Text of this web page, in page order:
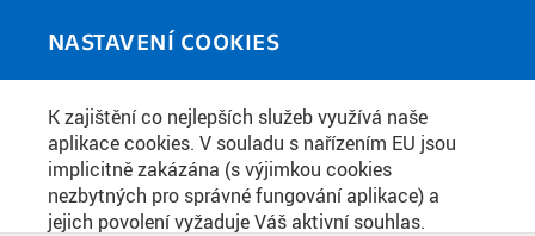
NASTAVENÍ COOKIES
K zajištění co nejlepších služeb využívá naše
aplikace cookies. V souladu s nařízením EU jsou
implicitně zakázána (s výjimkou cookies
nezbytných pro správné fungování aplikace) a
jejich povolení vyžaduje Váš aktivní souhlas.
MEDIATÉKA
You are here
Home Publikace
TECNICALL 1/2017
LISTOVAT STÁHNOUT PDF